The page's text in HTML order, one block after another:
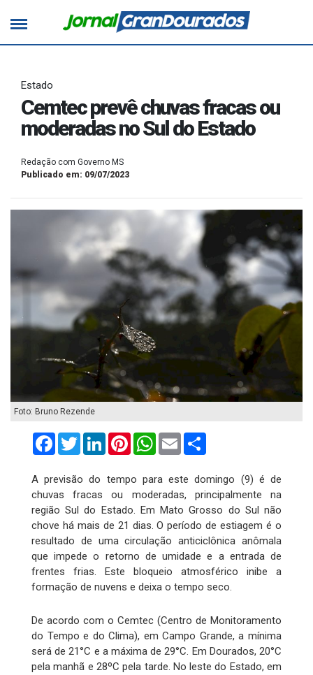
Estado
Cemtec prevê chuvas fracas ou
moderadas no Sul do Estado
Redação com Governo MS
Publicado em: 09/07/2023
Foto: Bruno Rezende
FacebookTwitterLinkedInPinterestWhatsApp
Email
A previsão do tempo para este domingo (9) é de
chuvas fracas ou moderadas, principalmente na
região Sul do Estado. Em Mato Grosso do Sul não
chove há mais de 21 dias. O período de estiagem é o
resultado de uma circulação anticiclônica anômala
que impede o retorno de umidade e a entrada de
frentes frias. Este bloqueio atmosférico inibe a
formação de nuvens e deixa o tempo seco.
De acordo com o Cemtec (Centro de Monitoramento
do Tempo e do Clima), em Campo Grande, a mínima
será de 21°C e a máxima de 29°C. Em Dourados, 20°C
pela manhã e 28ºC pela tarde. No leste do Estado, em